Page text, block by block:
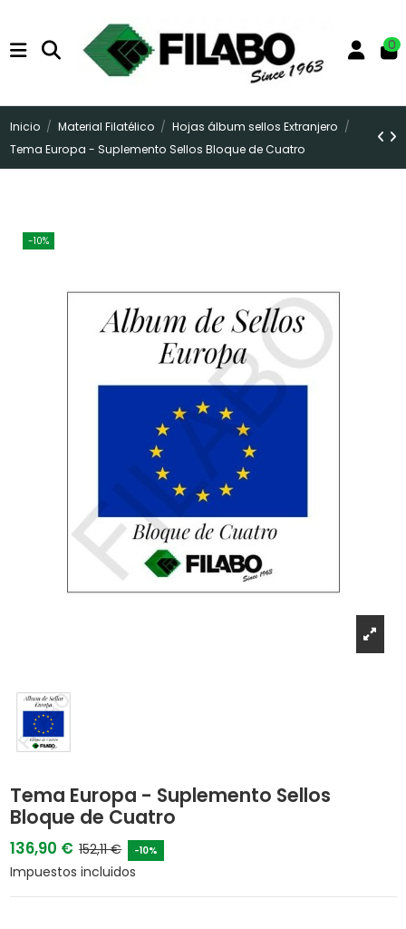
0
Inicio Material Filatélico
Hojas álbum sellos Extranjero
Tema Europa - Suplemento Sellos Bloque de Cuatro
-10%
Tema Europa - Suplemento Sellos
Bloque de Cuatro
136,90 € 152,11 € -10%
Impuestos incluidos